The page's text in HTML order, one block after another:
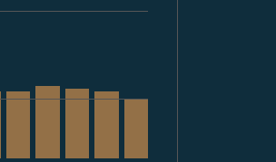
USD521查找票價
09/02: 從 USD521
– 2026/09/06: 從 USD521
31 – 2026/09/05: 從 USD521